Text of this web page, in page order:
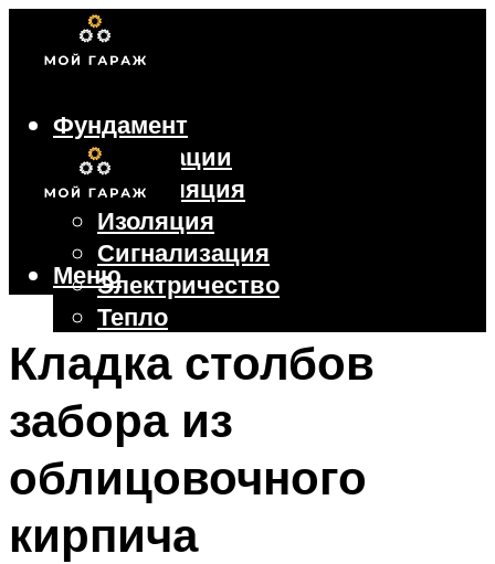
Фундамент
Коммуникации
Вентиляция
Изоляция
Сигнализация
Электричество
Тепло
Крыша
Ворота
Меню
Меню
Кладка столбов
забора из
облицовочного
кирпича